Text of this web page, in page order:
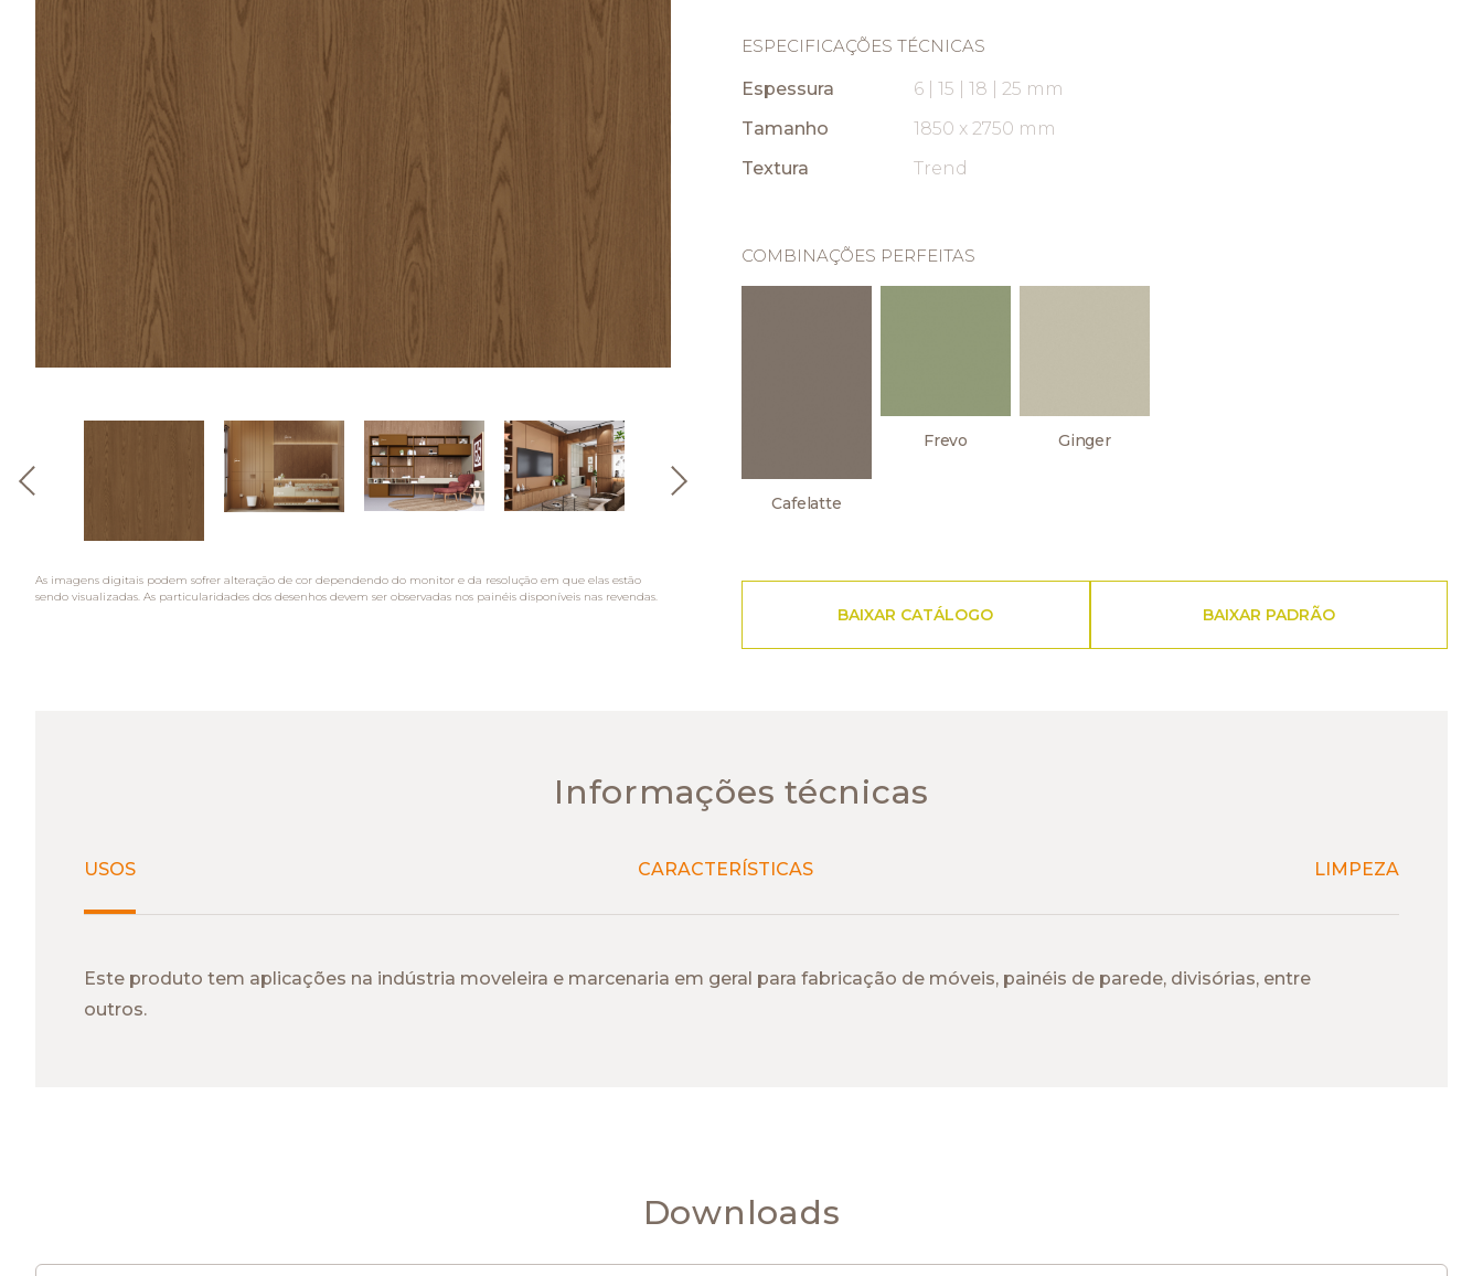
As imagens digitais podem sofrer alteração de cor dependendo do monitor e da resolução em que elas estão
sendo visualizadas. As particularidades dos desenhos devem ser observadas nos painéis disponíveis nas revendas.
ESPECIFICAÇÕES TÉCNICAS
Espessura
6 | 15 | 18 | 25 mm
Tamanho
1850 x 2750 mm
Textura
Trend
COMBINAÇÕES PERFEITAS
Cafelatte
Frevo Ginger
BAIXAR CATÁLOGO BAIXAR PADRÃO
Informações técnicas
USOS CARACTERÍSTICAS LIMPEZA
Este produto tem aplicações na indústria moveleira e marcenaria em geral para fabricação de móveis, painéis de parede, divisórias, entre
outros.
Downloads